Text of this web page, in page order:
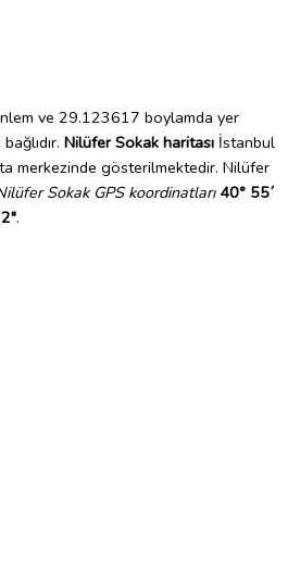
ve 29.123617 boylamda yer
Nilüfer Sokak haritası İstanbul
merkezinde gösterilmektedir. Nilüfer
Sokak GPS koordinatları 40° 55´
.